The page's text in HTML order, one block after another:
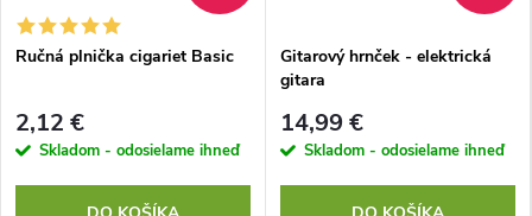
Ručná plnička cigariet Basic
2,12 €
Skladom - odosielame ihneď
Gitarový hrnček - elektrická
gitara
14,99 €
Skladom - odosielame ihneď